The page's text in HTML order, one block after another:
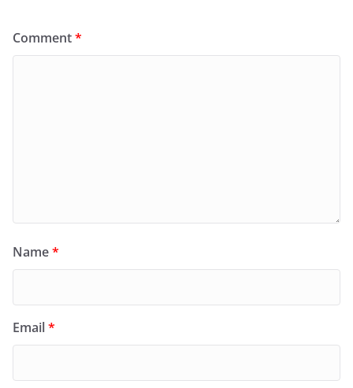
Comment*
Name*
Email*